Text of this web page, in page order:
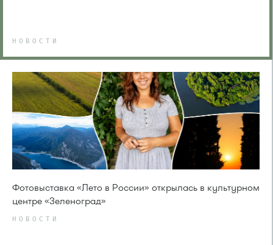
НОВОСТИ
Фотовыставка «Лето в России» открылась в культурном
центре «Зеленоград»
НОВОСТИ